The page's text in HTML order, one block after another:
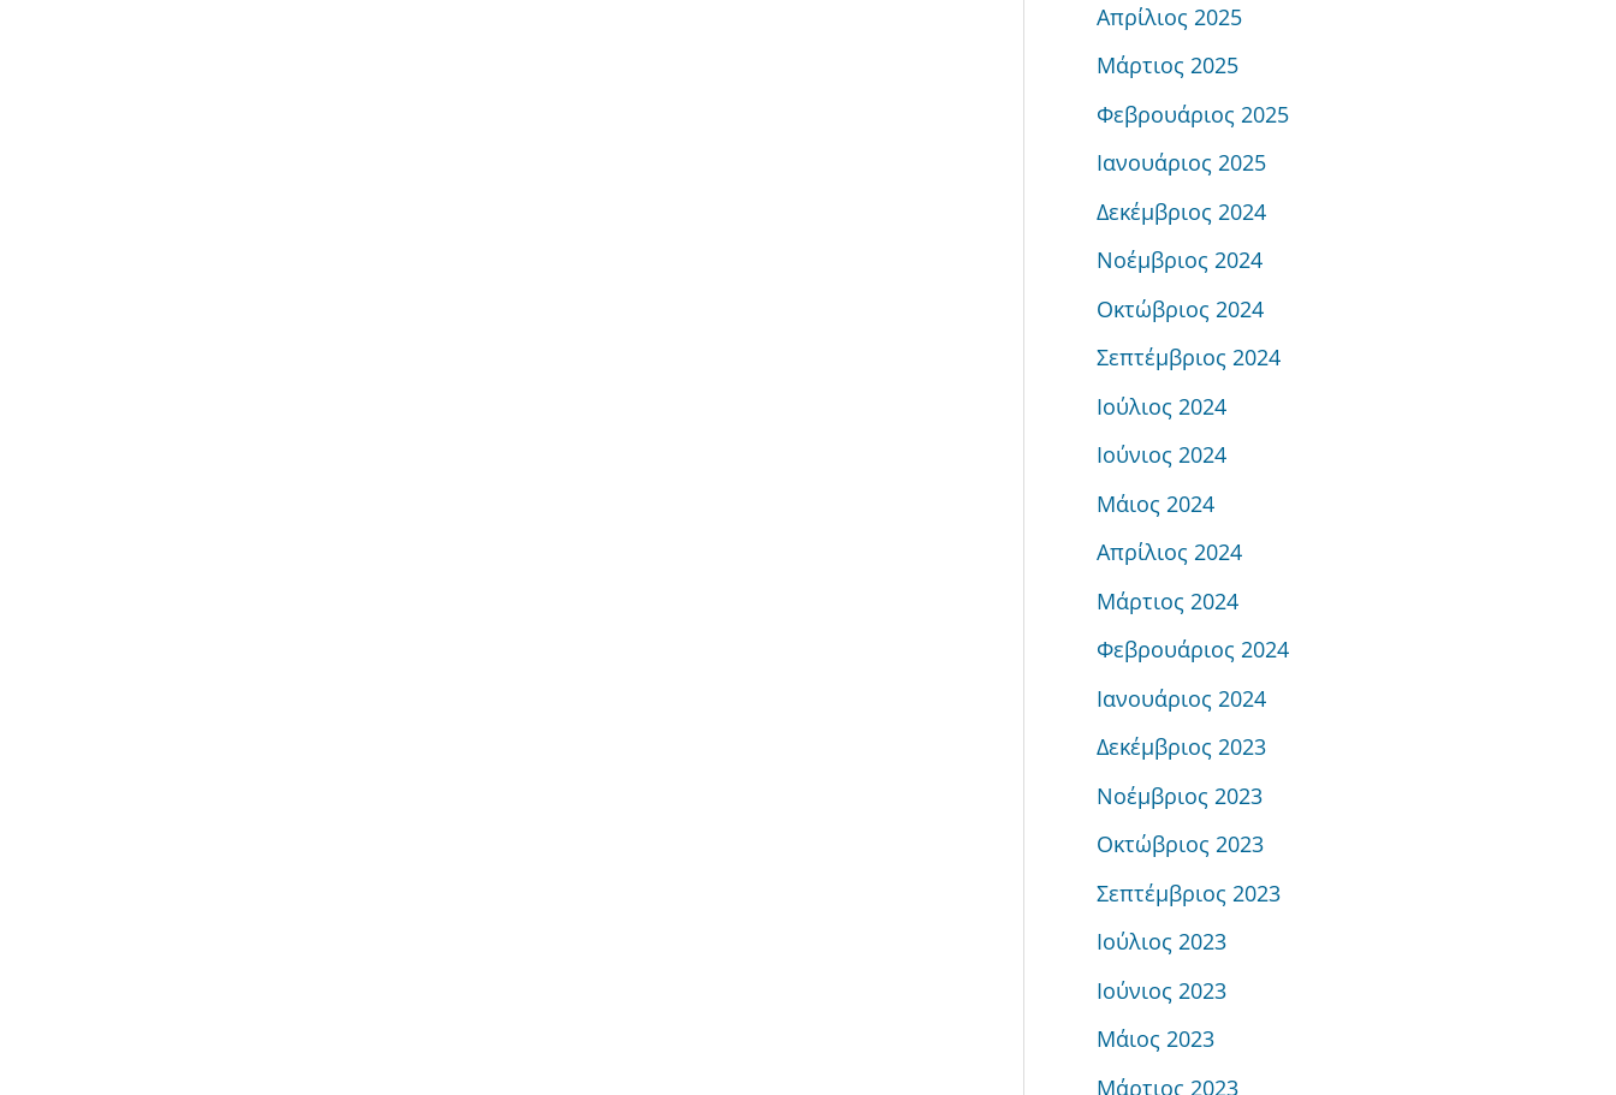
Απρίλιος 2025
Μάρτιος 2025
Φεβρουάριος 2025
Ιανουάριος 2025
Δεκέμβριος 2024
Νοέμβριος 2024
Οκτώβριος 2024
Σεπτέμβριος 2024
Ιούλιος 2024
Ιούνιος 2024
Μάιος 2024
Απρίλιος 2024
Μάρτιος 2024
Φεβρουάριος 2024
Ιανουάριος 2024
Δεκέμβριος 2023
Νοέμβριος 2023
Οκτώβριος 2023
Σεπτέμβριος 2023
Ιούλιος 2023
Ιούνιος 2023
Μάιος 2023
Μάρτιος 2023